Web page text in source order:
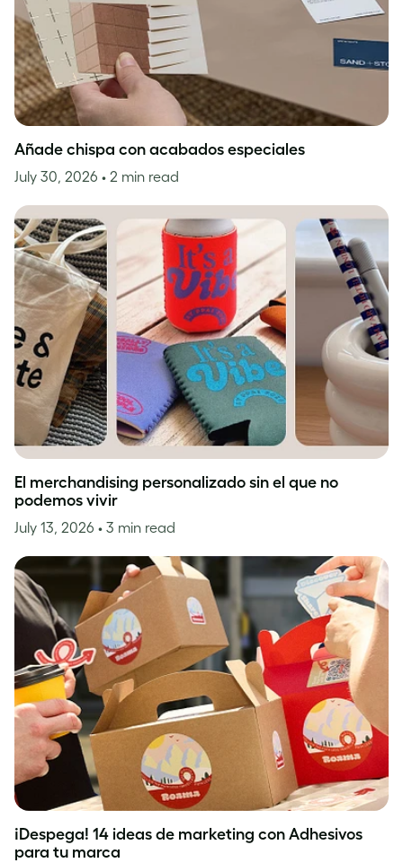
Añade chispa con acabados especiales
July 30, 2026 • 2 min read
El merchandising personalizado sin el que no
podemos vivir
July 13, 2026 • 3 min read
¡Despega! 14 ideas de marketing con Adhesivos
para tu marca